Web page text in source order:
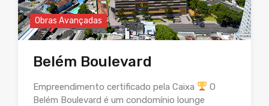
Obras Avançadas
Belém Boulevard
Empreendimento certificado pela Caixa
O
Belém Boulevard é um condomínio lounge